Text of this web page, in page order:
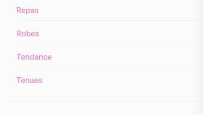
Repas
Robes
Tendance
Tenues